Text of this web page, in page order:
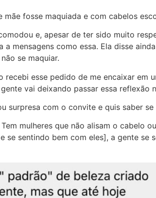
mãe fosse maquiada e com cabelos
e, apesar de ter sido muito
mensagens como essa. Ela disse
se maquiar.
recebi esse pedido de me encaixar
vai deixando passar essa reflexão
surpresa com o convite e quis saber
mulheres que não alisam o cabelo
se sentindo bem com eles], a gente